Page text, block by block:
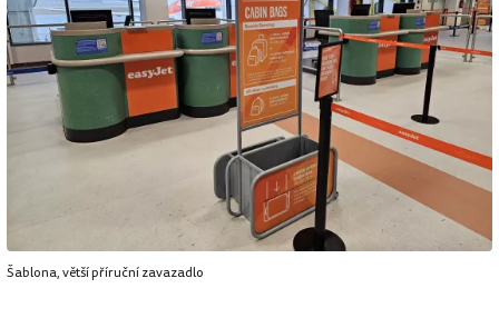
Šablona, větší příruční zavazadlo